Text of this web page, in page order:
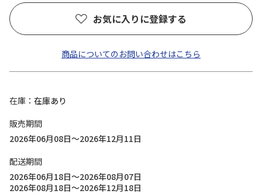
お気に入りに登録する
商品についてのお問い合わせはこちら
在庫
在庫あり
販売期間
2026年06月08日～2026年12月11日
配送期間
2026年06月18日～2026年08月07日
2026年08月18日～2026年12月18日